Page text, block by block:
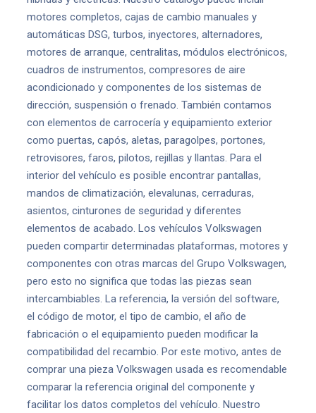
motores completos, cajas de cambio manuales y
automáticas DSG, turbos, inyectores, alternadores,
motores de arranque, centralitas, módulos electrónicos,
cuadros de instrumentos, compresores de aire
acondicionado y componentes de los sistemas de
dirección, suspensión o frenado. También contamos
con elementos de carrocería y equipamiento exterior
como puertas, capós, aletas, paragolpes, portones,
retrovisores, faros, pilotos, rejillas y llantas. Para el
interior del vehículo es posible encontrar pantallas,
mandos de climatización, elevalunas, cerraduras,
asientos, cinturones de seguridad y diferentes
elementos de acabado. Los vehículos Volkswagen
pueden compartir determinadas plataformas, motores y
componentes con otras marcas del Grupo Volkswagen,
pero esto no significa que todas las piezas sean
intercambiables. La referencia, la versión del software,
el código de motor, el tipo de cambio, el año de
fabricación o el equipamiento pueden modificar la
compatibilidad del recambio. Por este motivo, antes de
comprar una pieza Volkswagen usada es recomendable
comparar la referencia original del componente y
facilitar los datos completos del vehículo. Nuestro